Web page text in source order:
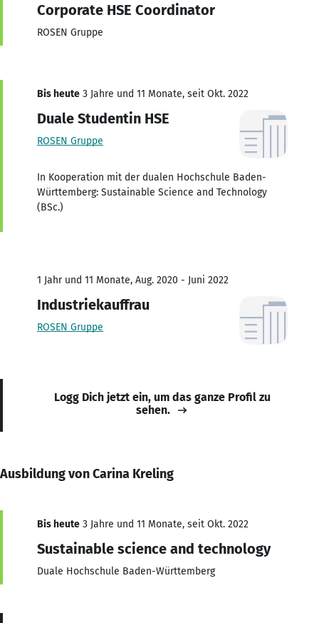
Corporate HSE Coordinator
ROSEN Gruppe
Bis heute 3 Jahre und 11 Monate, seit Okt. 2022
Duale Studentin HSE
ROSEN Gruppe
In Kooperation mit der dualen Hochschule Baden-
Württemberg: Sustainable Science and Technology
(BSc.)
1 Jahr und 11 Monate, Aug. 2020 - Juni 2022
Industriekauffrau
ROSEN Gruppe
Logg Dich jetzt ein, um das ganze Profil zu
sehen.
Ausbildung von Carina Kreling
Bis heute 3 Jahre und 11 Monate, seit Okt. 2022
Sustainable science and technology
Duale Hochschule Baden-Württemberg